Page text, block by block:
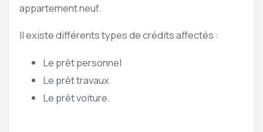
appartement neuf.
Il existe différents types de crédits affectés :
Le prêt personnel
Le prêt travaux
Le prêt voiture.